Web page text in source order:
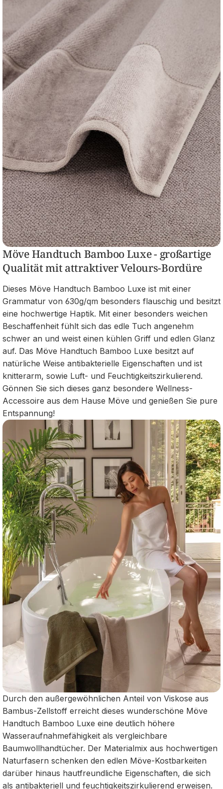
Möve Handtuch Bamboo Luxe - großartige
Qualität mit attraktiver Velours-Bordüre
Dieses Möve Handtuch Bamboo Luxe ist mit einer
Grammatur von 630g/qm besonders flauschig und besitzt
eine hochwertige Haptik. Mit einer besonders weichen
Beschaffenheit fühlt sich das edle Tuch angenehm
schwer an und weist einen kühlen Griff und edlen Glanz
auf. Das Möve Handtuch Bamboo Luxe besitzt auf
natürliche Weise antibakterielle Eigenschaften und ist
knitterarm, sowie Luft- und Feuchtigkeitszirkulierend.
Gönnen Sie sich dieses ganz besondere Wellness-
Accessoire aus dem Hause Möve und genießen Sie pure
Entspannung!
Durch den außergewöhnlichen Anteil von Viskose aus
Bambus-Zellstoff erreicht dieses wunderschöne Möve
Handtuch Bamboo Luxe eine deutlich höhere
Wasseraufnahmefähigkeit als vergleichbare
Baumwollhandtücher. Der Materialmix aus hochwertigen
Naturfasern schenken den edlen Möve-Kostbarkeiten
darüber hinaus hautfreundliche Eigenschaften, die sich
als antibakteriell und feuchtigkeitszirkulierend erweisen.